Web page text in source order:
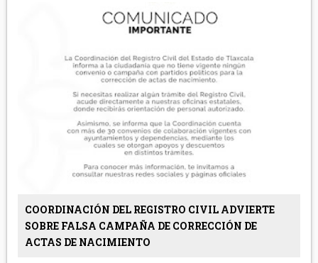
COORDINACIÓN DEL REGISTRO CIVIL ADVIERTE
SOBRE FALSA CAMPAÑA DE CORRECCIÓN DE
ACTAS DE NACIMIENTO